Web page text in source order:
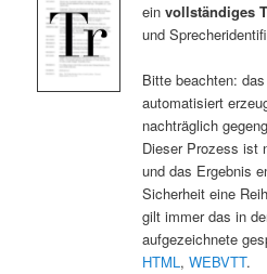
ein vollständiges
und
Bitte beachten:
automatisiert
nachträglich
Dieser Prozess ist
und das Ergebnis
Sicherheit eine
gilt immer das in
aufgezeichnete
HTML, WEBVTT.